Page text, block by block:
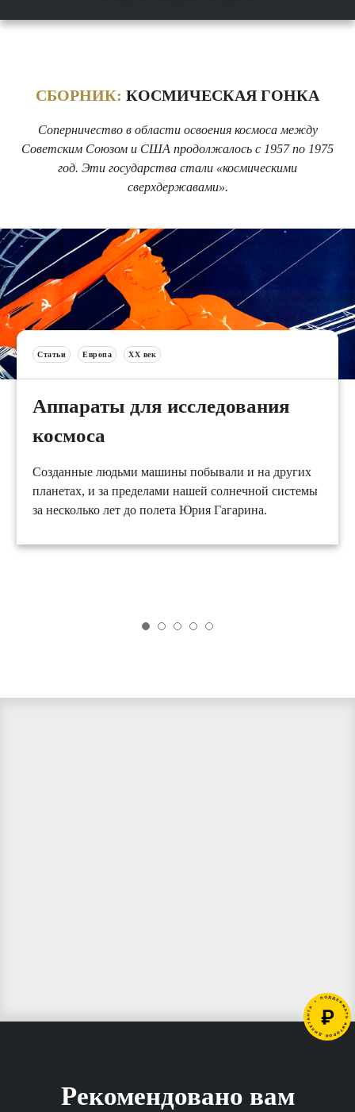
СБОРНИК: КОСМИЧЕСКАЯ ГОНКА
Соперничество в области освоения космоса между
Советским Союзом и США продолжалось с 1957 по 1975
год. Эти государства стали «космическими
сверхдержавами».
Статьи Европа XX век
Аппараты для исследования
космоса
Созданные людьми машины побывали и на других
планетах, и за пределами нашей солнечной системы
за несколько лет до полета Юрия Гагарина.
Рекомендовано вам